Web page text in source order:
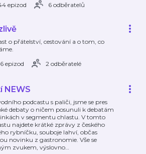
epizod
6 odběratelů
o přátelství, cestování a o tom, co
epizod
2 odběratelé
NEWS
podcastu s paliči, jsme se pres
debaty o ničem posunuli k debatám
v segmentu chlastu. V tomto
najdete krátké zprávy z českého
rybníčku, souboje lahví, občas
novinku z gastronomie. Vše se
zvukem, výslovno…